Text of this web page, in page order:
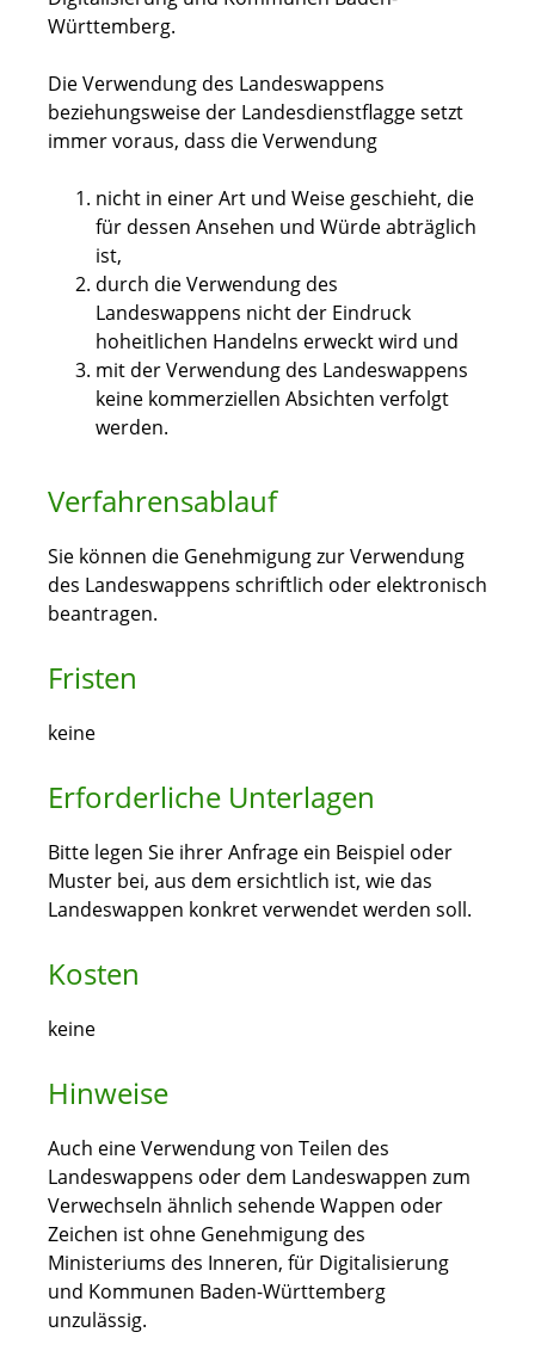
Württemberg.
Die Verwendung des Landeswappens
beziehungsweise der Landesdienstflagge setzt
immer voraus, dass die Verwendung
nicht in einer Art und Weise geschieht, die
für dessen Ansehen und Würde abträglich
ist,
durch die Verwendung des
Landeswappens nicht der Eindruck
hoheitlichen Handelns erweckt wird und
mit der Verwendung des Landeswappens
keine kommerziellen Absichten verfolgt
werden.
Verfahrensablauf
Sie können die Genehmigung zur Verwendung
des Landeswappens schriftlich oder elektronisch
beantragen.
Fristen
keine
Erforderliche Unterlagen
Bitte legen Sie ihrer Anfrage ein Beispiel oder
Muster bei, aus dem ersichtlich ist, wie das
Landeswappen konkret verwendet werden soll.
Kosten
keine
Hinweise
Auch eine Verwendung von Teilen des
Landeswappens oder dem Landeswappen zum
Verwechseln ähnlich sehende Wappen oder
Zeichen ist ohne Genehmigung des
Ministeriums des Inneren, für Digitalisierung
und Kommunen Baden-Württemberg
unzulässig.